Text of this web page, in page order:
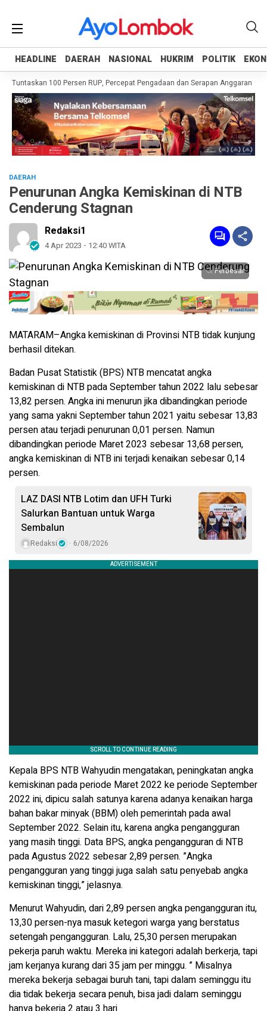
HEADLINE DAERAH NASIONAL HUKRIM POLITIK
HEADLINE DAERAH NASIONAL HUKRIM POLITIK
100 Persen RUP, Percepat Pengadaan dan Serapan Anggaran
DAERAH
Penurunan Angka Kemiskinan di NTB
Cenderung Stagnan
Redaksi1
4 Apr 2023 - 12:40 WITA
Perbesar
MATARAM–Angka kemiskinan di Provinsi NTB tidak kunjung
berhasil ditekan.
Badan Pusat Statistik (BPS) NTB mencatat angka
kemiskinan di NTB pada September tahun 2022 lalu sebesar
13,82 persen. Angka ini menurun jika dibandingkan periode
yang sama yakni September tahun 2021 yaitu sebesar 13,83
persen atau terjadi penurunan 0,01 persen. Namun
dibandingkan periode Maret 2023 sebesar 13,68 persen,
angka kemiskinan di NTB ini terjadi kenaikan sebesar 0,14
persen.
LAZ DASI NTB Lotim dan UFH Turki
Salurkan Bantuan untuk Warga
Sembalun
Redaksi 6/08/2026
Kepala BPS NTB Wahyudin mengatakan, peningkatan angka
kemiskinan pada periode Maret 2022 ke periode September
2022 ini, dipicu salah satunya karena adanya kenaikan harga
bahan bakar minyak (BBM) oleh pemerintah pada awal
September 2022. Selain itu, karena angka pengangguran
yang masih tinggi. Data BPS, angka pengangguran di NTB
pada Agustus 2022 sebesar 2,89 persen. ”Angka
pengangguran yang tinggi juga salah satu penyebab angka
kemiskinan tinggi,” jelasnya.
Menurut Wahyudin, dari 2,89 persen angka pengangguran itu,
13,30 persen-nya masuk ketegori warga yang berstatus
setengah pengangguran. Lalu, 25,30 persen merupakan
pekerja paruh waktu. Mereka ini kategori adalah berkerja, tapi
jam kerjanya kurang dari 35 jam per minggu. ” Misalnya
mereka bekerja sebagai buruh tani, tapi dalam seminggu itu
dia tidak bekerja secara penuh, bisa jadi dalam seminggu